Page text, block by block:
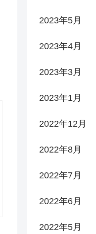
2023年5月
2023年4月
2023年3月
2023年1月
2022年12月
2022年8月
2022年7月
2022年6月
2022年5月